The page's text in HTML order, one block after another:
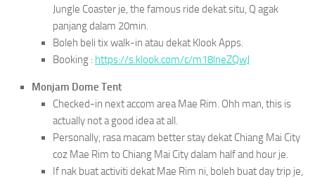
Jungle Coaster je, the famous ride dekat situ, Q agak
panjang dalam 20min.
Boleh beli tix walk-in atau dekat Klook Apps.
Booking : https://s.klook.com/c/m18lneZQwJ
Monjam Dome Tent
Checked-in next accom area Mae Rim. Ohh man, this is
actually not a good idea at all.
Personally, rasa macam better stay dekat Chiang Mai City
coz Mae Rim to Chiang Mai City dalam half and hour je.
If nak buat activiti dekat Mae Rim ni, boleh buat day trip je,